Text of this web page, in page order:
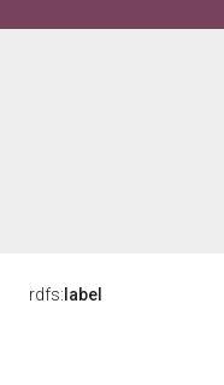
rdfs: label